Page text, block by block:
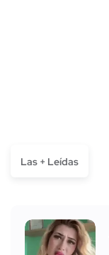
Las + Leídas